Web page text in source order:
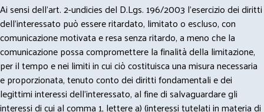
Ai sensi dell’art. 2-undicies del D.Lgs. 196/2003 l’esercizio dei diritti
dell’interessato può essere ritardato, limitato o escluso, con
comunicazione motivata e resa senza ritardo, a meno che la
comunicazione possa compromettere la finalità della limitazione,
per il tempo e nei limiti in cui ciò costituisca una misura necessaria
e proporzionata, tenuto conto dei diritti fondamentali e dei
legittimi interessi dell’interessato, al fine di salvaguardare gli
interessi di cui al comma 1, lettere a) (interessi tutelati in materia di